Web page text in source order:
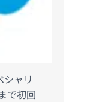
ャリ
で初回